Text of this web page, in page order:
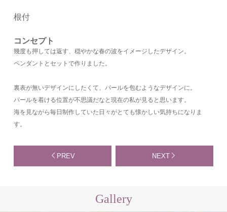
根付
コンセプト
幾度も押しては返す、穏やかな春の波をイメージしたデザイン。
ペンダントとセットで作りました。
裏表が無いデザインにしたくて、パールを包むようなデザインに。
パールを着ける位置が不思議だなと現在の私が見ると思います。
海を見ながら毎日制作していた日々がとても懐かしい気持ちになりま
す。
PREV NEXT
Gallery